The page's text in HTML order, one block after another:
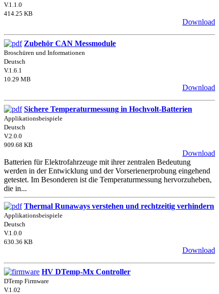
V.1.1.0
414.25 KB
Download
Zubehör CAN Messmodule
Broschüren und Informationen
Deutsch
V.1.6.1
10.29 MB
Download
Sichere Temperaturmessung in Hochvolt-Batterien
Applikationsbeispiele
Deutsch
V.2.0.0
909.68 KB
Download
Batterien für Elektrofahrzeuge mit ihrer zentralen Bedeutung
werden in der Entwicklung und der Vorserienerprobung eingehend
getestet. Im Besonderen ist die Temperaturmessung hervorzuheben,
die in...
Thermal Runaways verstehen und rechtzeitig verhindern
Applikationsbeispiele
Deutsch
V.1.0.0
630.36 KB
Download
HV DTemp-Mx Controller
DTemp Firmware
V.1.02